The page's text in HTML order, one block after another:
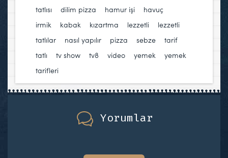
tatlısı
dilim pizza hamur işi havuç
irmik
kabak kızartma lezzetli
lezzetli
tatlılar
nasıl yapılır pizza sebze tarif
tatlı
tv show tv8 video yemek
yemek
tarifleri
Yorumlar